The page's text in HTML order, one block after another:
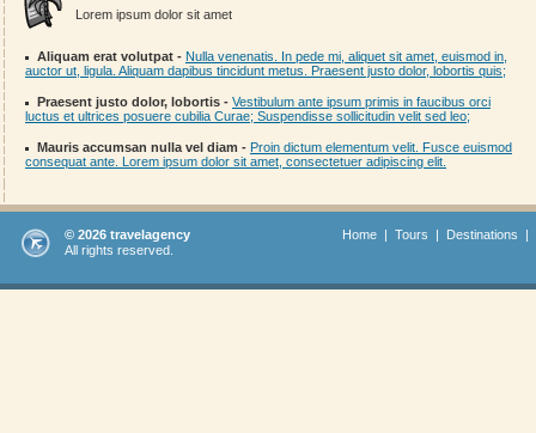
Lorem ipsum dolor sit amet
Aliquam erat volutpat - Nulla venenatis. In pede mi, aliquet sit amet, euismod in,
auctor ut, ligula. Aliquam dapibus tincidunt metus. Praesent justo dolor, lobortis quis;
Praesent justo dolor, lobortis - Vestibulum ante ipsum primis in faucibus orci
luctus et ultrices posuere cubilia Curae; Suspendisse sollicitudin velit sed leo;
Mauris accumsan nulla vel diam - Proin dictum elementum velit. Fusce euismod
consequat ante. Lorem ipsum dolor sit amet, consectetuer adipiscing elit.
© 2026 travelagency
All rights reserved.
Home | Tours | Destinations |